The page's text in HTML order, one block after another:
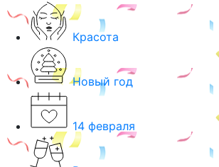
Красота
Новый год
14 февраля